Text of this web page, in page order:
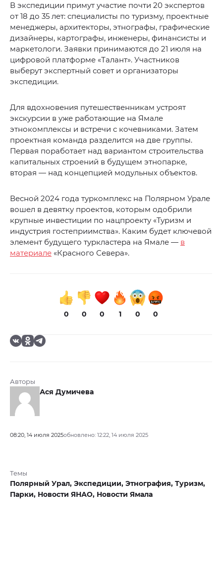
В экспедиции примут участие почти 20 экспертов
от 18 до 35 лет: специалисты по туризму, проектные
менеджеры, архитекторы, этнографы, графические
дизайнеры, картографы, инженеры, финансисты и
маркетологи. Заявки принимаются до 21 июля на
цифровой платформе «Талант». Участников
выберут экспертный совет и организаторы
экспедиции.
Для вдохновения путешественникам устроят
экскурсии в уже работающие на Ямале
этнокомплексы и встречи с кочевниками. Затем
проектная команда разделится на две группы.
Первая поработает над вариантом строительства
капитальных строений в будущем этнопарке,
вторая — над концепцией модульных объектов.
Весной 2024 года туркомплекс на Полярном Урале
вошел в девятку проектов, которым одобрили
крупные инвестиции по нацпроекту «Туризм и
индустрия гостеприимства». Каким будет ключевой
элемент будущего туркластера на Ямале — в
материале «Красного Севера».
0 0 0 1 0 0
Авторы
Ася Думичева
08:20, 14 июля 2025обновлено: 12:22, 14 июля 2025
Темы
Полярный Урал, Экспедиции, Этнография, Туризм,
Парки, Новости ЯНАО, Новости Ямала